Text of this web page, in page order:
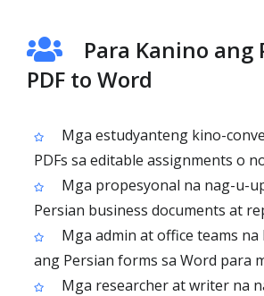
Para Kanino ang
PDF to Word
Mga estudyanteng kino-
PDFs sa editable assignments o
Mga propesyonal na nag-u-
Persian business documents at
Mga admin at office teams
ang Persian forms sa Word para
Mga researcher at writer na